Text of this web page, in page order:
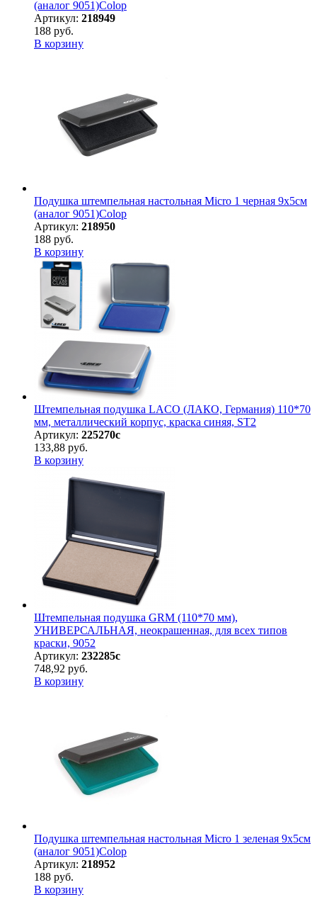
(аналог 9051)Colop
Артикул: 218949
188 руб.
В корзину
Подушка штемпельная настольная Micro 1 черная 9х5см
(аналог 9051)Colop
Артикул: 218950
188 руб.
В корзину
Штемпельная подушка LACO (ЛАКО, Германия) 110*70
мм, металлический корпус, краска синяя, ST2
Артикул: 225270с
133,88 руб.
В корзину
Штемпельная подушка GRM (110*70 мм),
УНИВЕРСАЛЬНАЯ, неокрашенная, для всех типов
краски, 9052
Артикул: 232285с
748,92 руб.
В корзину
Подушка штемпельная настольная Micro 1 зеленая 9х5см
(аналог 9051)Colop
Артикул: 218952
188 руб.
В корзину